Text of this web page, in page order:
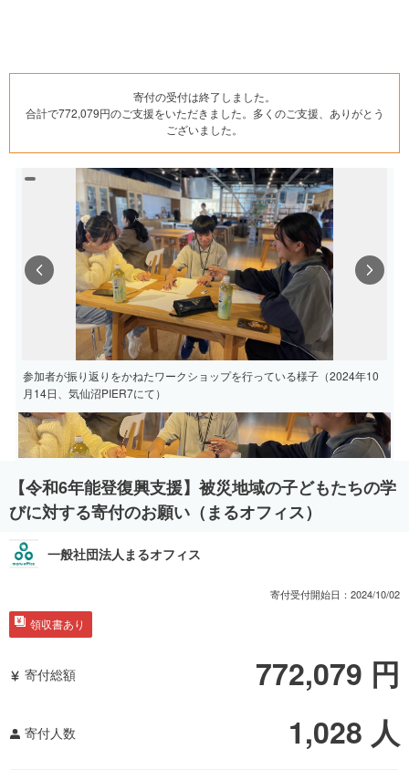
寄付の受付は終了しました。
合計で772,079円のご支援をいただきました。多くのご支援、ありがとう
ございました。
参加者が振り返りをかねたワークショップを行っている様子（2024年10
月14日、気仙沼PIER7にて）
Previous
【令和6年能登復興支援】被災地域の子どもたちの学
びに対する寄付のお願い（まるオフィス）
一般社団法人まるオフィス
寄付受付開始日： 2024/10/02
領収書あり
寄付総額 772,079 円
寄付人数 1,028 人